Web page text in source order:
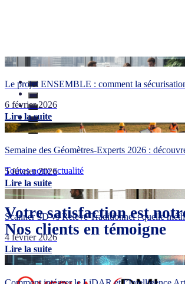
Le projet ENSEMBLE : comment la
6 février 2026
Lire la suite
Semaine des Géomètres-Experts 2026 :
5 février 2026
Lire la suite
Scanner 3D vs Relevé Traditionnel : quelle
4 février 2026
Lire la suite
Toutes notre actualité
Votre satisfaction est
Nos clients en témoigne